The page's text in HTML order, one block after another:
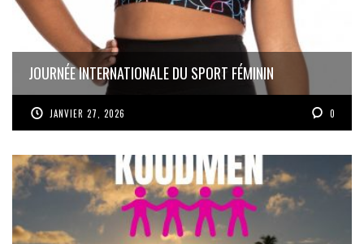
JOURNÉE INTERNATIONALE DU SPORT FÉMININ
JANVIER 27, 2026 0